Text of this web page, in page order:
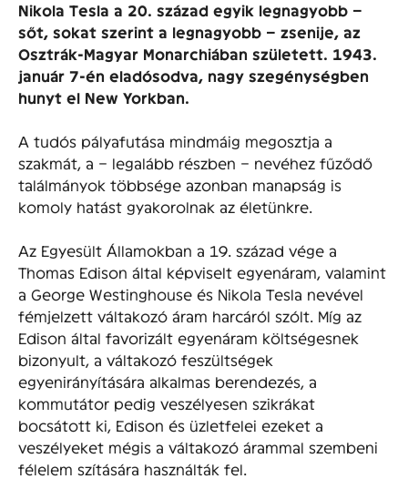
Nikola Tesla a 20. század egyik legnagyobb –
sőt, sokat szerint a legnagyobb – zsenije, az
Osztrák-Magyar Monarchiában született. 1943.
január 7-én eladósodva, nagy szegénységben
hunyt el New Yorkban.
A tudós pályafutása mindmáig megosztja a
szakmát, a – legalább részben – nevéhez fűződő
találmányok többsége azonban manapság is
komoly hatást gyakorolnak az életünkre.
Az Egyesült Államokban a 19. század vége a
Thomas Edison által képviselt egyenáram, valamint
a George Westinghouse és Nikola Tesla nevével
fémjelzett váltakozó áram harcáról szólt. Míg az
Edison által favorizált egyenáram költségesnek
bizonyult, a váltakozó feszültségek
egyenirányítására alkalmas berendezés, a
kommutátor pedig veszélyesen szikrákat
bocsátott ki, Edison és üzletfelei ezeket a
veszélyeket mégis a váltakozó árammal szembeni
félelem szítására használták fel.